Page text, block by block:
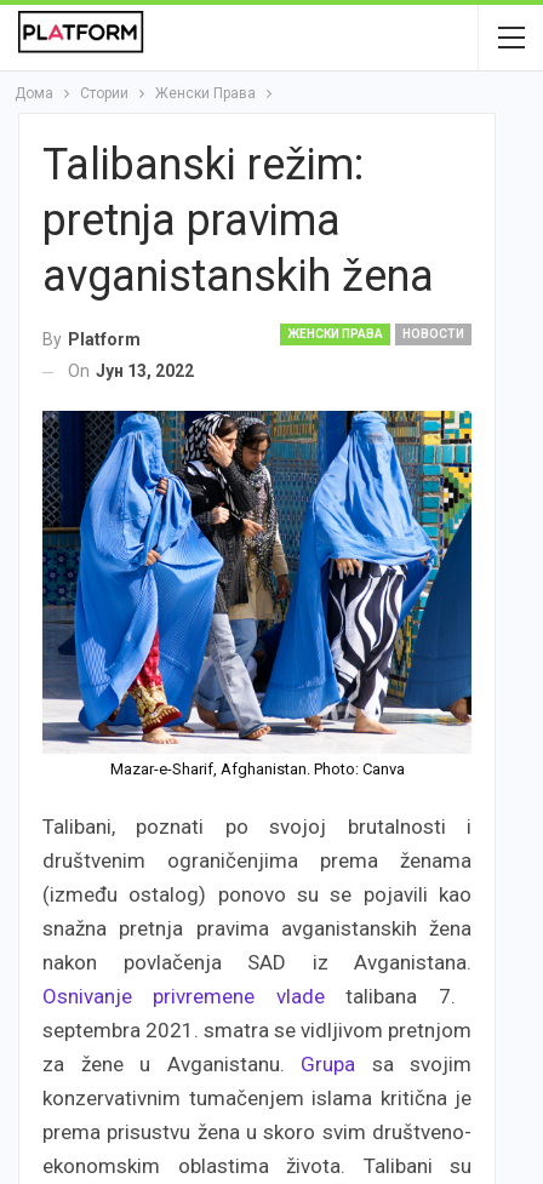
Дома Стории Женски Права
Talibanski režim:
pretnja pravima
avganistanskih žena
ЖЕНСКИ ПРАВА НОВОСТИ
By Platform
On Јун 13, 2022
Mazar-e-Sharif, Afghanistan. Photo: Canva
Talibani, poznati po svojoj brutalnosti i
društvenim ograničenjima prema ženama
(između ostalog) ponovo su se pojavili kao
snažna pretnja pravima avganistanskih žena
nakon povlačenja SAD iz Avganistana.
Osnivanje privremene vladetalibana 7.
septembra 2021. smatra se vidljivom pretnjom
za žene u Avganistanu. Grupa sa svojim
konzervativnim tumačenjem islama kritična je
prema prisustvu žena u skoro svim društveno-
ekonomskim oblastima života. Talibani su